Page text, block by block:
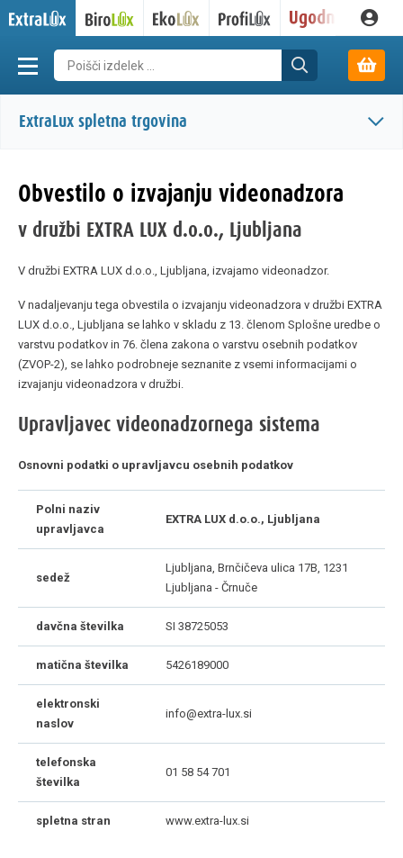
ExtraLux spletna trgovina
Obvestilo o izvajanju videonadzora
v družbi EXTRA LUX d.o.o., Ljubljana
V družbi EXTRA LUX d.o.o., Ljubljana, izvajamo videonadzor.
V nadaljevanju tega obvestila o izvajanju videonadzora v družbi EXTRA
LUX d.o.o., Ljubljana se lahko v skladu z 13. členom Splošne uredbe o
varstvu podatkov in 76. člena zakona o varstvu osebnih podatkov
(ZVOP-2), se lahko podrobneje seznanite z vsemi informacijami o
izvajanju videonadzora v družbi.
Upravljavec videonadzornega sistema
Osnovni podatki o upravljavcu osebnih podatkov
Polni naziv
upravljavca
EXTRA LUX d.o.o., Ljubljana
sedež
Ljubljana, Brnčičeva ulica 17B, 1231
Ljubljana - Črnuče
davčna številka SI 38725053
matična številka 5426189000
elektronski
naslov
info@extra-lux.si
telefonska
številka
01 58 54 701
spletna stran www.extra-lux.si